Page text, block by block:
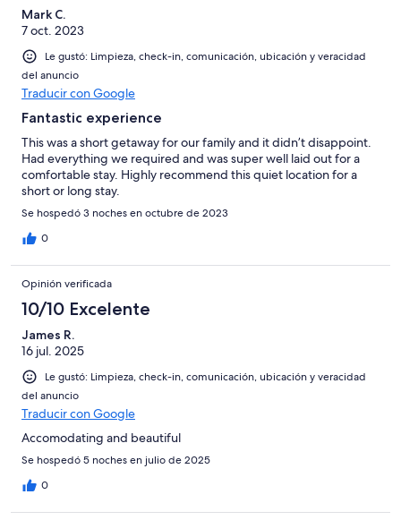
Mark C.
7 oct. 2023
Le gustó: Limpieza, check-in, comunicación, ubicación y veracidad
del anuncio
Traducir con Google
Fantastic experience
This was a short getaway for our family and it didn’t disappoint.
Had everything we required and was super well laid out for a
comfortable stay. Highly recommend this quiet location for a
short or long stay.
Se hospedó 3 noches en octubre de 2023
0
Opinión verificada
10/10 Excelente
James R.
16 jul. 2025
Le gustó: Limpieza, check-in, comunicación, ubicación y veracidad
del anuncio
Traducir con Google
Accomodating and beautiful
Se hospedó 5 noches en julio de 2025
0